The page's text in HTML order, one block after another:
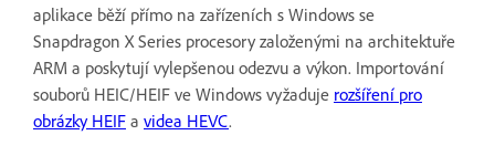
aplikace běží přímo na zařízeních s Windows se
Snapdragon X Series procesory založenými na architektuře
ARM a poskytují vylepšenou odezvu a výkon. Importování
souborů HEIC/HEIF ve Windows vyžaduje rozšíření pro
obrázky HEIF a videa HEVC.